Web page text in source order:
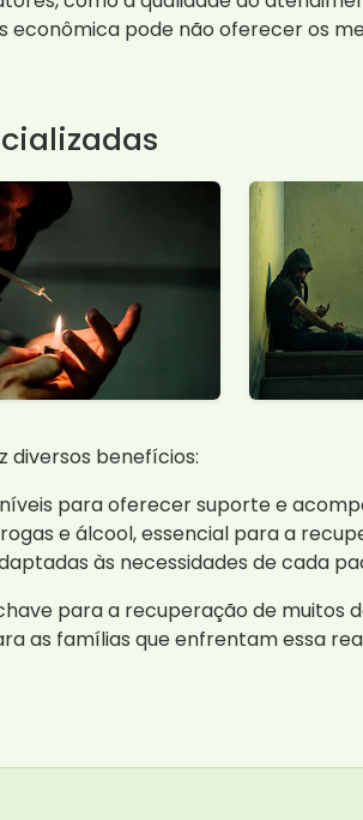
econômica pode não oferecer os
benefícios:
para oferecer suporte e
e álcool, essencial para a
às necessidades de cada
para a recuperação de muitos
as famílias que enfrentam essa